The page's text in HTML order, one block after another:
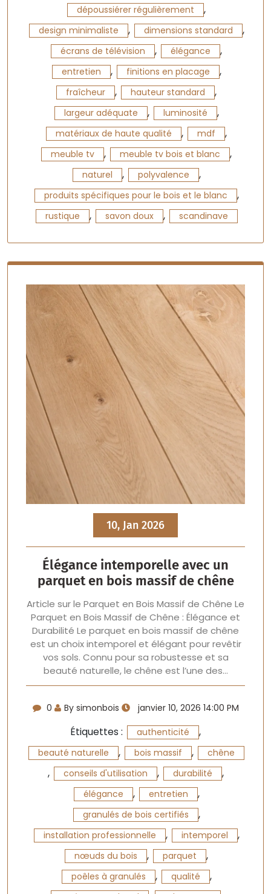
dépoussiérer régulièrement ,
design minimaliste , dimensions standard ,
écrans de télévision , élégance ,
entretien , finitions en placage ,
fraîcheur , hauteur standard ,
largeur adéquate , luminosité ,
matériaux de haute qualité , mdf ,
meuble tv , meuble tv bois et blanc ,
naturel , polyvalence ,
produits spécifiques pour le bois et le blanc ,
rustique , savon doux , scandinave
10, Jan 2026
Élégance intemporelle avec un
parquet en bois massif de chêne
Article sur le Parquet en Bois Massif de Chêne Le
Parquet en Bois Massif de Chêne : Élégance et
Durabilité Le parquet en bois massif de chêne
est un choix intemporel et élégant pour revêtir
vos sols. Connu pour sa robustesse et sa
beauté naturelle, le chêne est l’une des…
0 By simonbois janvier 10, 2026 14:00 PM
Étiquettes : authenticité ,
beauté naturelle , bois massif , chêne
, conseils d'utilisation , durabilité ,
élégance , entretien ,
granulés de bois certifiés ,
installation professionnelle , intemporel ,
nœuds du bois , parquet ,
poêles à granulés , qualité ,